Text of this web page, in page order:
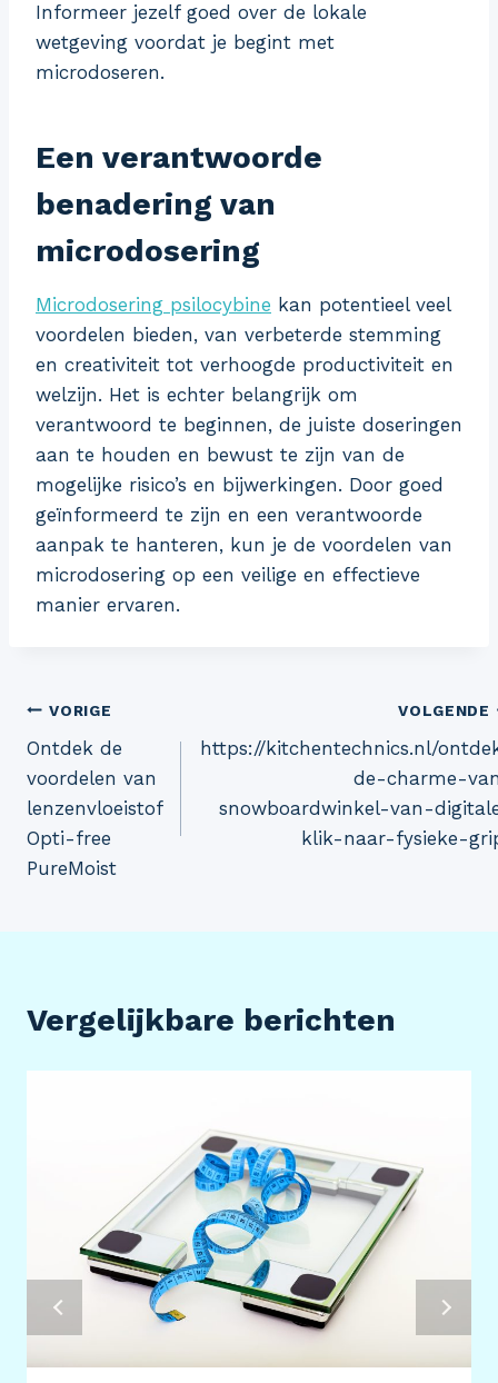
Informeer jezelf goed over de lokale
wetgeving voordat je begint met
microdoseren.
Een verantwoorde
benadering van
microdosering
Microdosering psilocybine kan potentieel veel
voordelen bieden, van verbeterde stemming
en creativiteit tot verhoogde productiviteit en
welzijn. Het is echter belangrijk om
verantwoord te beginnen, de juiste doseringen
aan te houden en bewust te zijn van de
mogelijke risico’s en bijwerkingen. Door goed
geïnformeerd te zijn en een verantwoorde
aanpak te hanteren, kun je de voordelen van
microdosering op een veilige en effectieve
manier ervaren.
Bericht
navigatie
VORIGE
Ontdek de
voordelen van
lenzenvloeistof
Opti-free
PureMoist
VOLGENDE
https://kitchentechnics.nl/
de-charme-
snowboardwinkel-van-
klik-naar-fysieke-
Vergelijkbare berichten